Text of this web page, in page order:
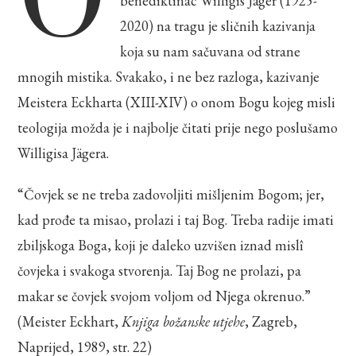
2020) na tragu je sličnih kazivanja
koja su nam sačuvana od strane
mnogih mistika. Svakako, i ne bez razloga, kazivanje
Meistera Eckharta (XIII-XIV) o onom Bogu kojeg misli
teologija možda je i najbolje čitati prije nego poslušamo
Willigisa Jägera.
“Čovjek se ne treba zadovoljiti mišljenim Bogom; jer,
kad prođe ta misao, prolazi i taj Bog. Treba radije imati
zbiljskoga Boga, koji je daleko uzvišen iznad mislî
čovjeka i svakoga stvorenja. Taj Bog ne prolazi, pa
makar se čovjek svojom voljom od Njega okrenuo.”
(Meister Eckhart,Knjiga božanske utjehe, Zagreb,
Naprijed, 1989, str. 22)